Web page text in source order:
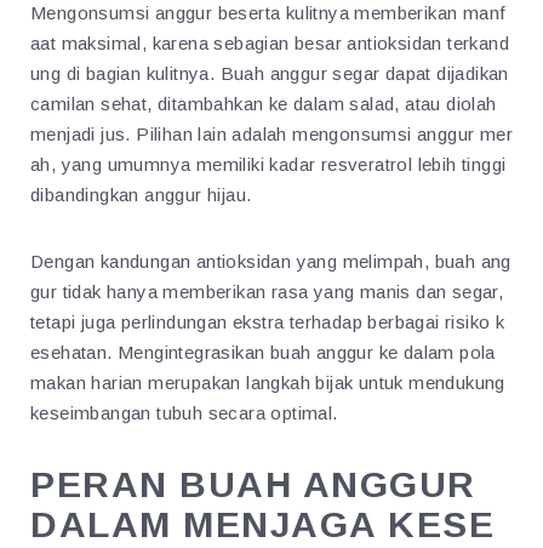
Mengonsumsi anggur beserta kulitnya memberikan manf
aat maksimal, karena sebagian besar antioksidan terkand
ung di bagian kulitnya. Buah anggur segar dapat dijadikan
camilan sehat, ditambahkan ke dalam salad, atau diolah
menjadi jus. Pilihan lain adalah mengonsumsi anggur mer
ah, yang umumnya memiliki kadar resveratrol lebih tinggi
dibandingkan anggur hijau.
Dengan kandungan antioksidan yang melimpah, buah ang
gur tidak hanya memberikan rasa yang manis dan segar,
tetapi juga perlindungan ekstra terhadap berbagai risiko k
esehatan. Mengintegrasikan buah anggur ke dalam pola
makan harian merupakan langkah bijak untuk mendukung
keseimbangan tubuh secara optimal.
PERAN BUAH ANGGUR
DALAM MENJAGA KESE